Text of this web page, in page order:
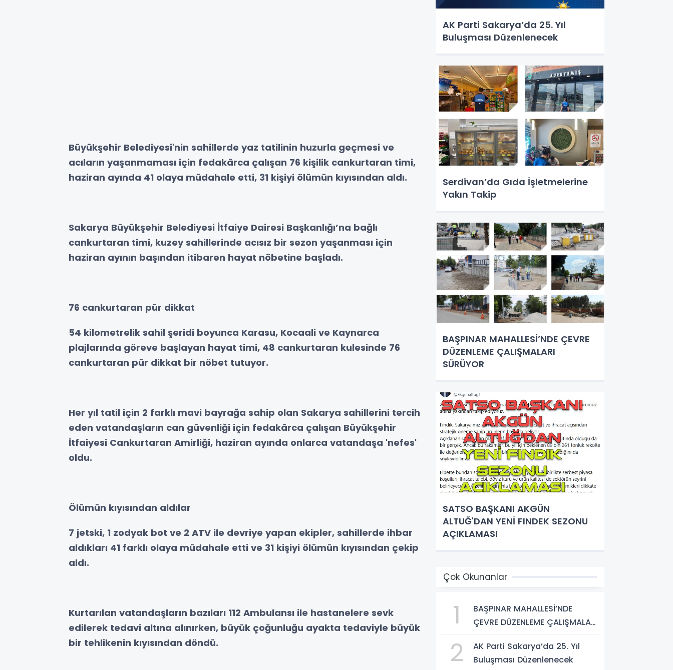
Büyükşehir Belediyesi'nin sahillerde yaz tatilinin huzurla geçmesi ve
acıların yaşanmaması için fedakârca çalışan 76 kişilik cankurtaran timi,
haziran ayında 41 olaya müdahale etti, 31 kişiyi ölümün kıyısından aldı.
Sakarya Büyükşehir Belediyesi İtfaiye Dairesi Başkanlığı’na bağlı
cankurtaran timi, kuzey sahillerinde acısız bir sezon yaşanması için
haziran ayının başından itibaren hayat nöbetine başladı.
76 cankurtaran pür dikkat
54 kilometrelik sahil şeridi boyunca Karasu, Kocaali ve Kaynarca
plajlarında göreve başlayan hayat timi, 48 cankurtaran kulesinde 76
cankurtaran pür dikkat bir nöbet tutuyor.
Her yıl tatil için 2 farklı mavi bayrağa sahip olan Sakarya sahillerini tercih
eden vatandaşların can güvenliği için fedakârca çalışan Büyükşehir
İtfaiyesi Cankurtaran Amirliği, haziran ayında onlarca vatandaşa 'nefes'
oldu.
Ölümün kıyısından aldılar
7 jetski, 1 zodyak bot ve 2 ATV ile devriye yapan ekipler, sahillerde ihbar
aldıkları 41 farklı olaya müdahale etti ve 31 kişiyi ölümün kıyısından çekip
aldı.
Kurtarılan vatandaşların bazıları 112 Ambulansı ile hastanelere sevk
edilerek tedavi altına alınırken, büyük çoğunluğu ayakta tedaviyle büyük
bir tehlikenin kıyısından döndü.
AK Parti Sakarya’da 25. Yıl
Buluşması Düzenlenecek
Serdivan’da Gıda İşletmelerine
Yakın Takip
BAŞPINAR MAHALLESİ’NDE ÇEVRE
DÜZENLEME ÇALIŞMALARI
SÜRÜYOR
SATSO BAŞKANI AKGÜN
ALTUĞ'DAN YENİ FINDEK SEZONU
AÇIKLAMASI
Çok Okunanlar
1
BAŞPINAR MAHALLESİ’NDE
ÇEVRE DÜZENLEME ÇALIŞMALARI
2
AK Parti Sakarya’da 25. Yıl
Buluşması Düzenlenecek